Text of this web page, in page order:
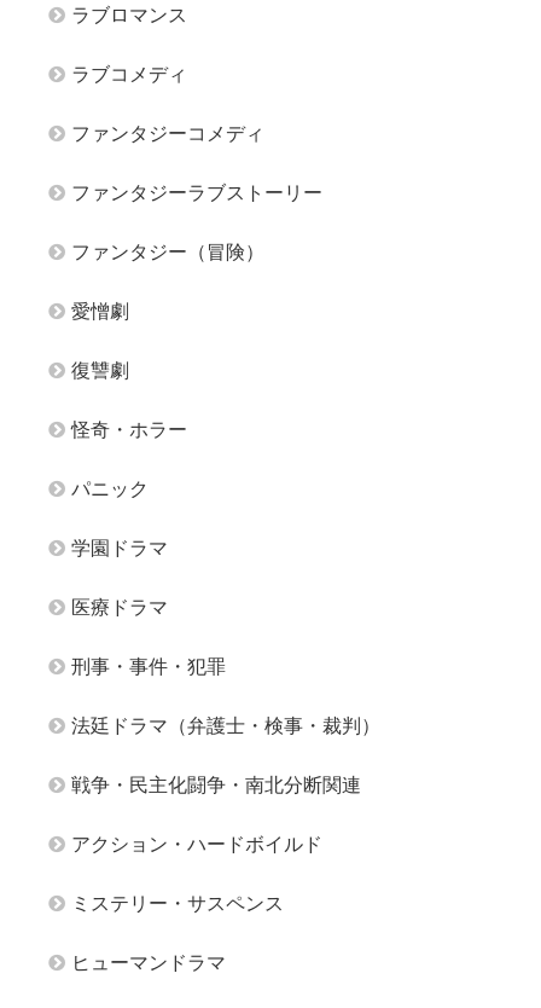
ラブロマンス
ラブコメディ
ファンタジーコメディ
ファンタジーラブストーリー
ファンタジー（冒険）
愛憎劇
復讐劇
怪奇・ホラー
パニック
学園ドラマ
医療ドラマ
刑事・事件・犯罪
法廷ドラマ（弁護士・検事・裁判）
戦争・民主化闘争・南北分断関連
アクション・ハードボイルド
ミステリー・サスペンス
ヒューマンドラマ